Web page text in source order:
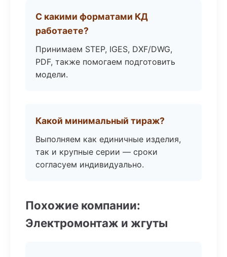
С какими форматами КД
работаете?
Принимаем STEP, IGES, DXF/DWG,
PDF, также помогаем подготовить
модели.
Какой минимальный тираж?
Выполняем как единичные изделия,
так и крупные серии — сроки
согласуем индивидуально.
Похожие компании:
Электромонтаж и жгуты